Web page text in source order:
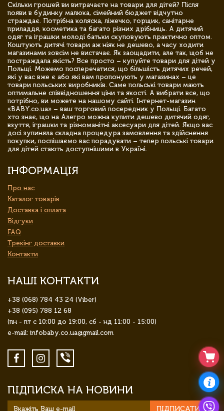
Скільки грошей ви витрачаєте на товари для дітей? Після
появи в будинку малюка, сімейний бюджет відчутно
страждає. Потрібна коляска, ліжечко, горщик, санітарне
приладдя, косметика та багато різних дрібниць. А дитячий
одяг та іграшки молоді батьки скуповують практично оптом.
Коштують дитячі товари аж ніяк не дешево, а часу ходити
магазинами зовсім не вистачає. Як заощадити, але так, щоб не
постраждала якість? Все просто – купуйте товари для дітей у
Польщі. Можемо посперечатися, що більшість дитячих речей,
які у вас вже є або які вам пропонують у магазинах – це
товари польських виробників. Саме польські товари мають
оптимальне співвідношення ціни та якості. А вибрати все, що
потрібно, ви можете на нашому сайті. Інтернет-магазин
«BABY.co.ua» – ваш торговий посередник у Польщі. Багато
хто знає, що на Алегро можна купити дешево дитячий одяг,
взуття, іграшки та різноманітні аксесуари для дітей. Якщо вас
досі зупиняла складна процедура замовлення та здійснення
покупки, поспішаємо вас порадувати – тепер польські товари
для дітей стають доступнішими в Україні.
ІНФОРМАЦІЯ
Про нас
Каталог товарів
Доставка і оплата
Відгуки
FAQ
Трекінг доставки
Контакти
НАШІ КОНТАКТИ
+38 (068) 784 43 24 (Viber)
+38 (095) 788 12 68
(пн - пт с 10:00 до 19:00, сб - нд 11:00 - 15:00)
e-mail: infobaby.co.ua@gmail.com
ПІДПИСКА НА НОВИНИ
ПІДПИСАТИСЯ